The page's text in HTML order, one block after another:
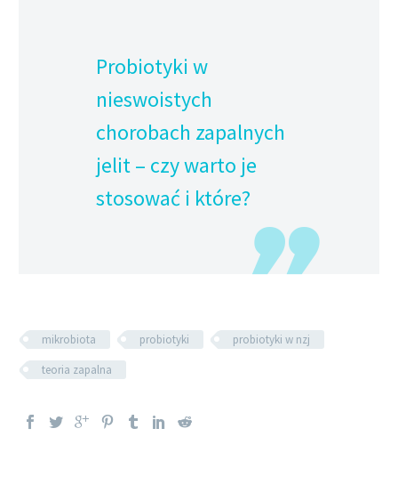
Probiotyki w
nieswoistych
chorobach zapalnych
jelit – czy warto je
stosować i które?
mikrobiota probiotyki
probiotyki w nzj
teoria zapalna